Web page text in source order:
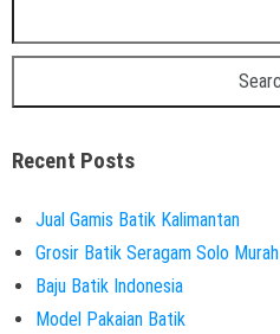
Recent Posts
Jual Gamis Batik Kalimantan
Grosir Batik Seragam Solo Murah
Baju Batik Indonesia
Model Pakaian Batik